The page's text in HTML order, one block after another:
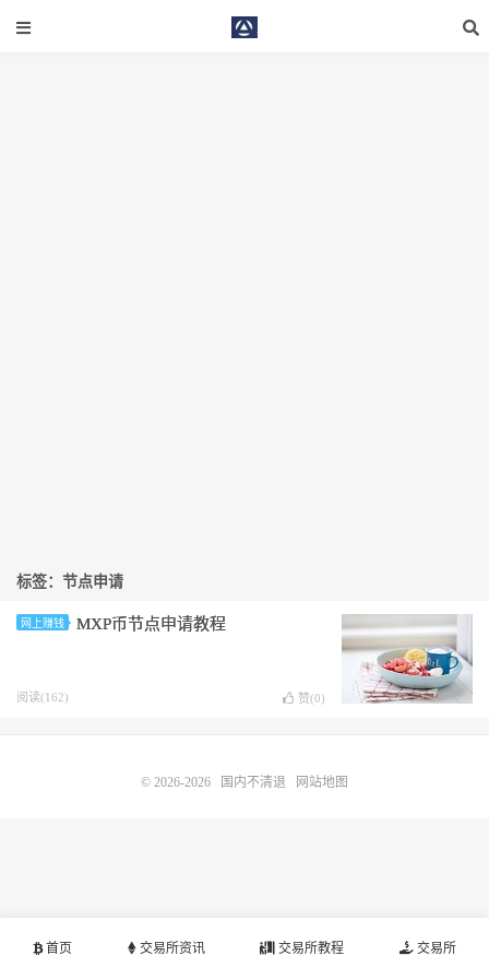
标签：节点申请
网上赚钱 MXP币节点申请教程
阅读(162) 赞(0)
首页 交易所资讯 交易所教程 交易所
© 2026-2026 国内不清退 网站地图